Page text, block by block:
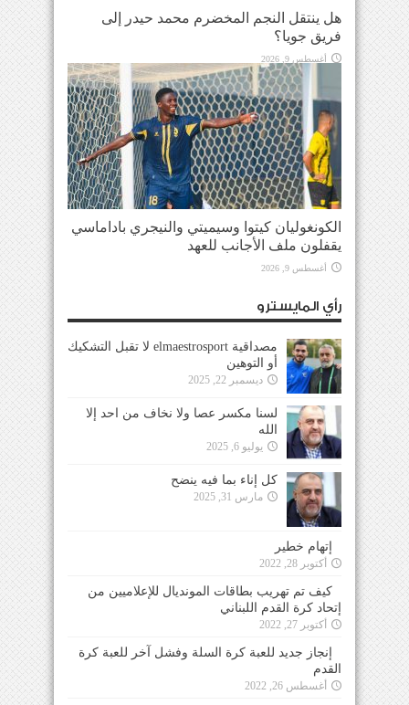
هل ينتقل النجم المخضرم محمد حيدر إلى
فريق جويا؟
أغسطس 9, 2026
الكونغوليان كيتوا وسيميتي والنيجري باداماسي
يقفلون ملف الأجانب للعهد
أغسطس 9, 2026
رأي المايسترو
مصداقية elmaestrosport لا تقبل التشكيك
أو التوهين
ديسمبر 22, 2025
لسنا مكسر عصا ولا نخاف من احد إلا
الله
يوليو 6, 2025
كل إناء بما فيه ينضح
مارس 31, 2025
إتهام خطير
أكتوبر 28, 2022
كيف تم تهريب بطاقات المونديال للإعلاميين من
إتحاد كرة القدم اللبناني
أكتوبر 27, 2022
إنجاز جديد للعبة كرة السلة وفشل آخر للعبة كرة
القدم
أغسطس 26, 2022